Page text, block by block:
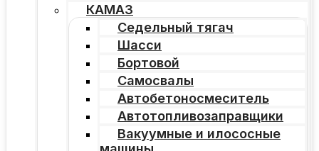
КАМАЗ
Седельный тягач
Шасси
Бортовой
Самосвалы
Автобетоносмеситель
Автотопливозаправщики
Вакуумные и илососные